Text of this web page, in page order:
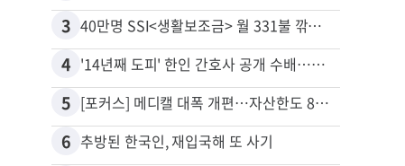
3 40만명 SSI<생활보조금> 월 331불 깎이나
4 '14년째 도피' 한인 간호사 공개 수배…메디케어 사기 유죄
5 [포커스] 메디캘 대폭 개편…자산한도 84% 축소
6 추방된 한국인, 재입국해 또 사기